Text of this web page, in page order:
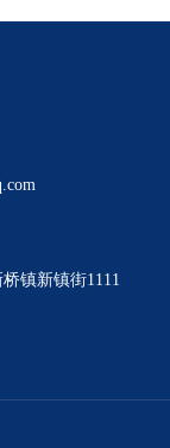
镇新镇街1111